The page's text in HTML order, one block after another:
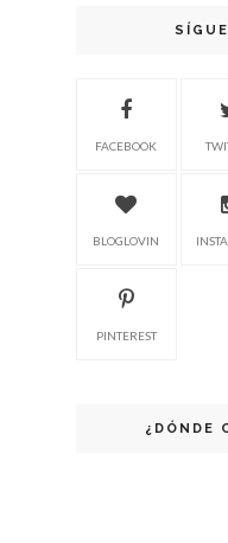
FACEBOOK
BLOGLOVIN
PINTEREST
¿DÓNDE